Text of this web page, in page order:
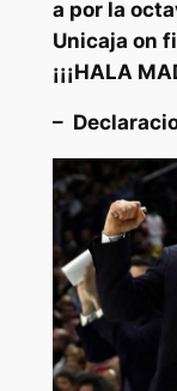
a por la
Unicaja on
¡¡¡HALA
–